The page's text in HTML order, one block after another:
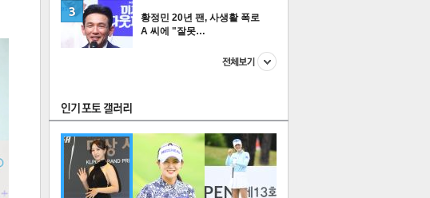
FOCUS
황정민 20년 팬, 사생활 폭로
A 씨에 "잘못…